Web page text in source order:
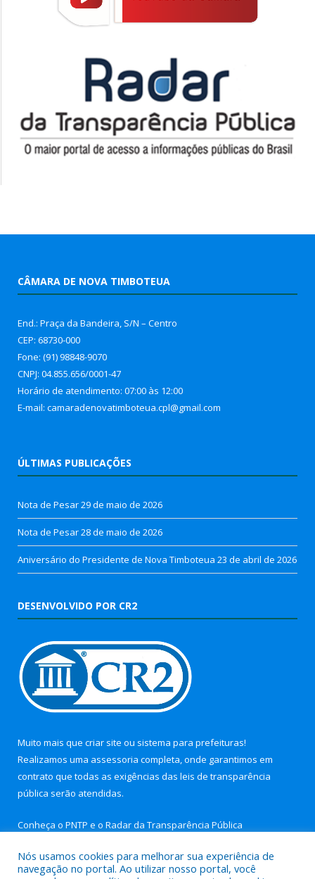
CÂMARA DE NOVA TIMBOTEUA
End.: Praça da Bandeira, S/N – Centro
CEP: 68730-000
Fone: (91) 98848-9070
CNPJ: 04.855.656/0001-47
Horário de atendimento: 07:00 às 12:00
E-mail: camaradenovatimboteua.cpl@gmail.com
ÚLTIMAS PUBLICAÇÕES
Nota de Pesar29 de maio de 2026
Nota de Pesar28 de maio de 2026
Aniversário do Presidente de Nova Timboteua 23 de abril de 2026
DESENVOLVIDO POR CR2
Muito mais que criar site ou sistema para prefeituras!
Realizamos uma assessoria completa, onde garantimos em
contrato que todas as exigências das leis de transparência
pública serão atendidas.
Conheça o PNTP e o Radar da Transparência Pública
Nós usamos cookies para melhorar sua experiência de
navegação no portal. Ao utilizar nosso portal, você